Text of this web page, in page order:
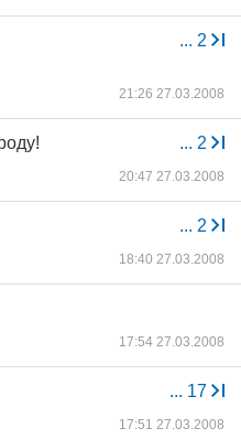
... 2
21:26 27.03.2008
... 2
20:47 27.03.2008
... 2
18:40 27.03.2008
17:54 27.03.2008
... 17
17:51 27.03.2008